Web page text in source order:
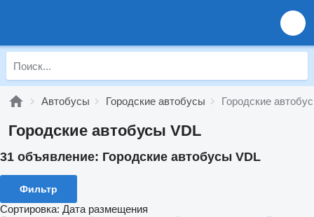
Автобусы Городские автобусы Городские
Городские автобусы VDL
31 объявление: Городские автобусы VDL
Фильтр
Сортировка: Дата размещения